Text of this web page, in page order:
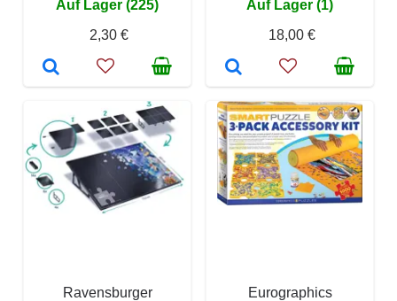
Auf Lager (225)
2,30 €
Auf Lager (1)
18,00 €
Ravensburger
Eurographics